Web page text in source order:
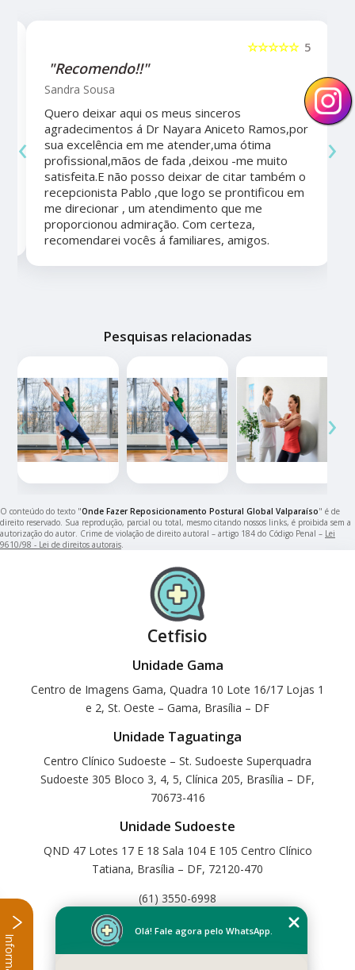
5
☆☆☆☆☆
"Recomendo!!"
Sandra Sousa
Quero deixar aqui os meus sinceros
agradecimentos á Dr Nayara Aniceto Ramos,por
sua excelência em me atender,uma ótima
profissional,mãos de fada ,deixou -me muito
satisfeita.E não posso deixar de citar também o
recepcionista Pablo ,que logo se prontificou em
me direcionar , um atendimento que me
proporcionou admiração. Com certeza,
recomendarei vocês á familiares, amigos.
‹ ›
Pesquisas relacionadas
‹ ›
O conteúdo do texto "Onde Fazer Reposicionamento Postural Global Valparaíso" é de
direito reservado. Sua reprodução, parcial ou total, mesmo citando nossos links, é proibida sem a
autorização do autor. Crime de violação de direito autoral – artigo 184 do Código Penal – Lei
9610/98 - Lei de direitos autorais.
Cetfisio
Unidade Gama
Centro de Imagens Gama, Quadra 10 Lote 16/17 Lojas 1
e 2, St. Oeste – Gama, Brasília – DF
Unidade Taguatinga
Centro Clínico Sudoeste – St. Sudoeste Superquadra
Sudoeste 305 Bloco 3, 4, 5, Clínica 205, Brasília – DF,
70673-416
Unidade Sudoeste
QND 47 Lotes 17 E 18 Sala 104 E 105 Centro Clínico
Tatiana, Brasília – DF, 72120-470
(61) 3550-6998
Home
Olá! Fale agora pelo WhatsApp.